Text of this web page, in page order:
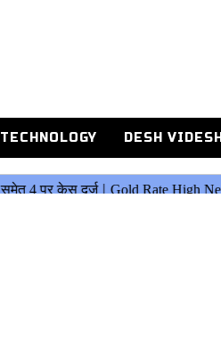
TECHNOLOGY DESH VIDESH